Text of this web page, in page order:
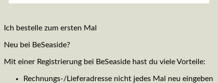
Ich bestelle zum ersten Mal
Neu bei BeSeaside?
Mit einer Registrierung bei BeSeaside hast du viele Vorteile:
Rechnungs-/Lieferadresse nicht jedes Mal neu eingeben